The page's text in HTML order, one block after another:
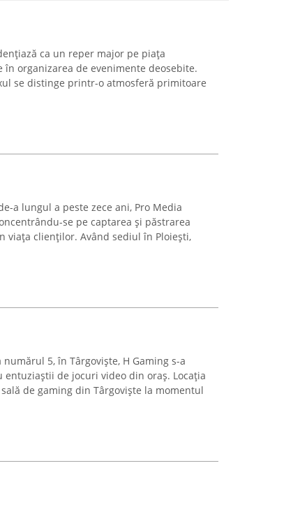
ca un reper major pe piața
organizarea de evenimente deosebite.
se distinge printr-o atmosferă primitoare
a lungul a peste zece ani, Pro Media
se pe captarea și păstrarea
viața clienților. Având sediul în Ploiești,
5, în Târgoviște, H Gaming s-a
de jocuri video din oraș. Locația
de gaming din Târgoviște la momentul